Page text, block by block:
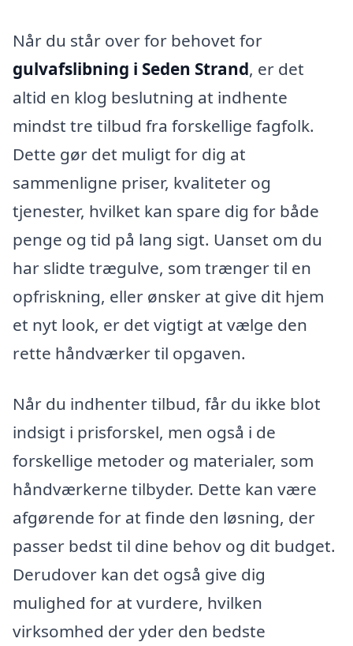
Når du står over for behovet for
gulvafslibning i Seden Strand, er det
altid en klog beslutning at indhente
mindst tre tilbud fra forskellige fagfolk.
Dette gør det muligt for dig at
sammenligne priser, kvaliteter og
tjenester, hvilket kan spare dig for både
penge og tid på lang sigt. Uanset om du
har slidte trægulve, som trænger til en
opfriskning, eller ønsker at give dit hjem
et nyt look, er det vigtigt at vælge den
rette håndværker til opgaven.
Når du indhenter tilbud, får du ikke blot
indsigt i prisforskel, men også i de
forskellige metoder og materialer, som
håndværkerne tilbyder. Dette kan være
afgørende for at finde den løsning, der
passer bedst til dine behov og dit budget.
Derudover kan det også give dig
mulighed for at vurdere, hvilken
virksomhed der yder den bedste